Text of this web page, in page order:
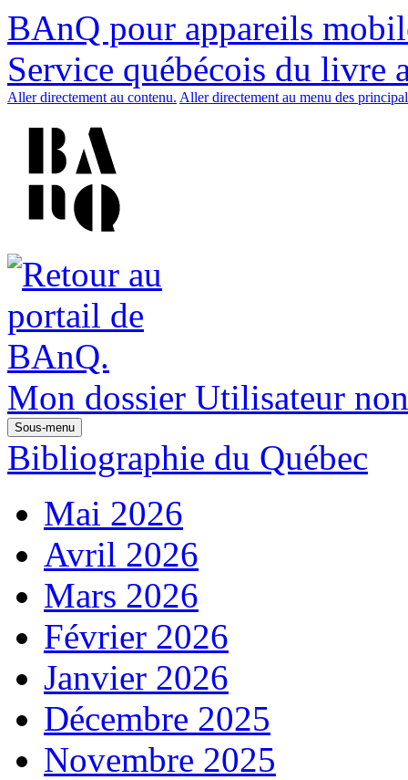
BAnQ pour appareils
Service québécois du livre
Aller directement au contenu. Aller directement au menu des
Mon dossier Utilisateur
Sous-menu
Bibliographie du Québec
Mai 2026
Avril 2026
Mars 2026
Février 2026
Janvier 2026
Décembre 2025
Novembre 2025